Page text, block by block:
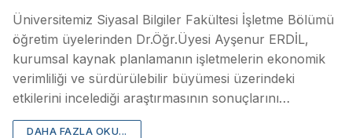
Üniversitemiz Siyasal Bilgiler Fakültesi İşletme Bölümü
öğretim üyelerinden Dr.Öğr.Üyesi Ayşenur ERDİL,
kurumsal kaynak planlamanın işletmelerin ekonomik
verimliliği ve sürdürülebilir büyümesi üzerindeki
etkilerini incelediği araştırmasının sonuçlarını…
DAHA FAZLA OKU...